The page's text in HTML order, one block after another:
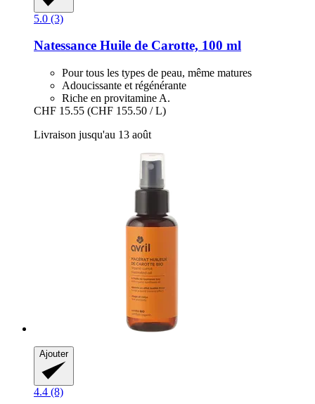
5.0 (3)
Natessance Huile de Carotte, 100 ml
Pour tous les types de peau, même matures
Adoucissante et régénérante
Riche en provitamine A.
CHF 15.55 (CHF 155.50 / L)
Livraison jusqu'au 13 août
Ajouter
4.4 (8)